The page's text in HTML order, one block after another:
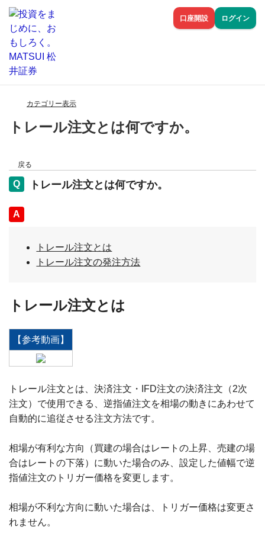
口座開設 ログイン
カテゴリー表示
トレール注文とは何ですか。
戻る
トレール注文とは何ですか。
回答
トレール注文とは
トレール注文の発注方法
トレール注文とは
【参考動画】
トレール注文とは、決済注文・IFD注文の決済注文（2次
注文）で使用できる、逆指値注文を相場の動きにあわせて
自動的に追従させる注文方法です。
相場が有利な方向（買建の場合はレートの上昇、売建の場
合はレートの下落）に動いた場合のみ、設定した値幅で逆
指値注文のトリガー価格を変更します。
相場が不利な方向に動いた場合は、トリガー価格は変更さ
れません。